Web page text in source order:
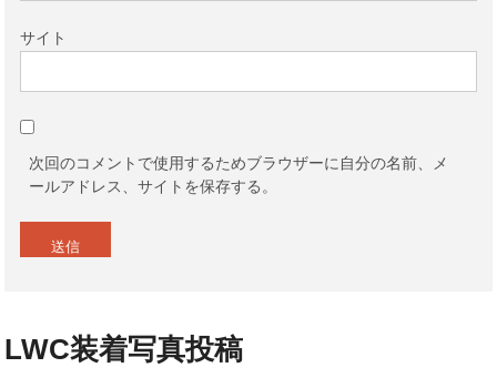
サイト
次回のコメントで使用するためブラウザーに自分の名前、メ
ールアドレス、サイトを保存する。
LWC装着写真投稿